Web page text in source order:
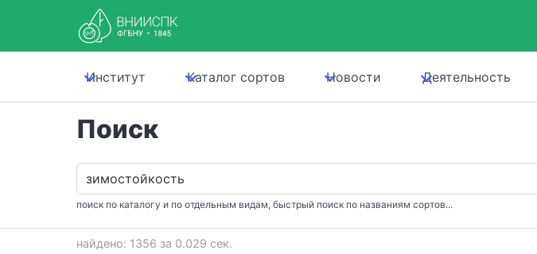
Институт Каталог сортов Новости Деятельность
Поиск
поиск по каталогу и по отдельным видам, быстрый поиск по названиям сортов...
найдено: 1356 за 0.029 сек.